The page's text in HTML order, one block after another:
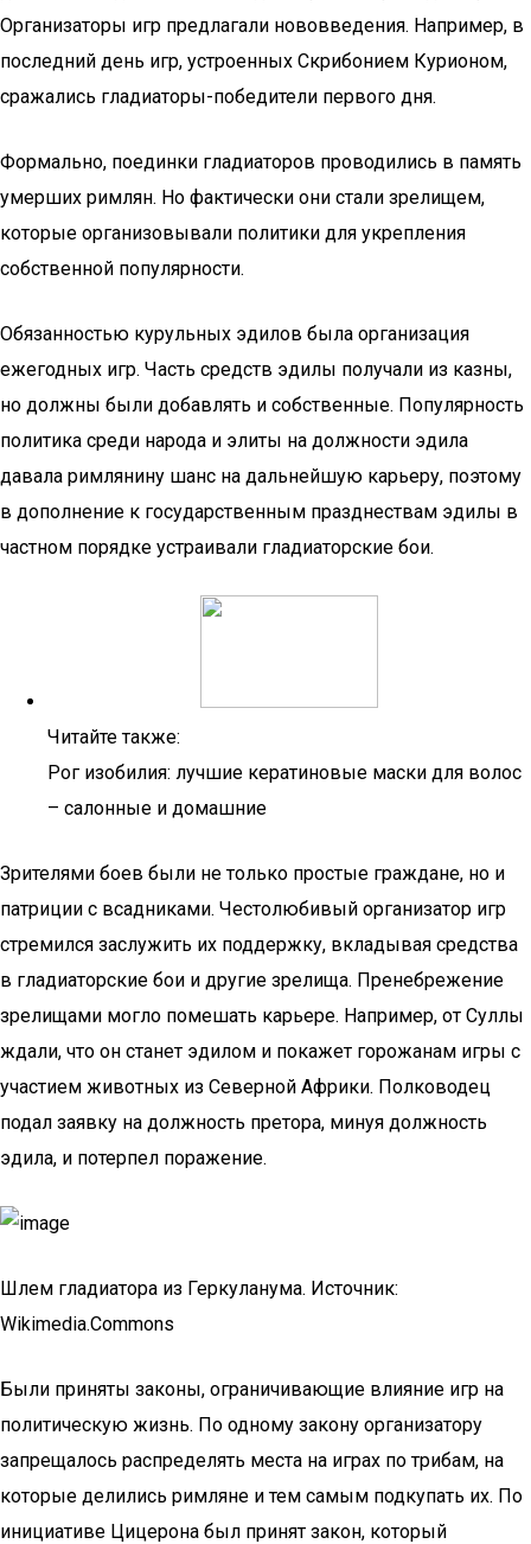
Организаторы игр предлагали нововведения. Например, в
последний день игр, устроенных Скрибонием Курионом,
сражались гладиаторы-победители первого дня.
Формально, поединки гладиаторов проводились в память
умерших римлян. Но фактически они стали зрелищем,
которые организовывали политики для укрепления
собственной популярности.
Обязанностью курульных эдилов была организация
ежегодных игр. Часть средств эдилы получали из казны,
но должны были добавлять и собственные. Популярность
политика среди народа и элиты на должности эдила
давала римлянину шанс на дальнейшую карьеру, поэтому
в дополнение к государственным празднествам эдилы в
частном порядке устраивали гладиаторские бои.
Читайте также:
Рог изобилия: лучшие кератиновые маски для волос
– салонные и домашние
Зрителями боев были не только простые граждане, но и
патриции с всадниками. Честолюбивый организатор игр
стремился заслужить их поддержку, вкладывая средства
в гладиаторские бои и другие зрелища. Пренебрежение
зрелищами могло помешать карьере. Например, от Суллы
ждали, что он станет эдилом и покажет горожанам игры с
участием животных из Северной Африки. Полководец
подал заявку на должность претора, минуя должность
эдила, и потерпел поражение.
Шлем гладиатора из Геркуланума. Источник:
Wikimedia.Commons
Были приняты законы, ограничивающие влияние игр на
политическую жизнь. По одному закону организатору
запрещалось распределять места на играх по трибам, на
которые делились римляне и тем самым подкупать их. По
инициативе Цицерона был принят закон, который